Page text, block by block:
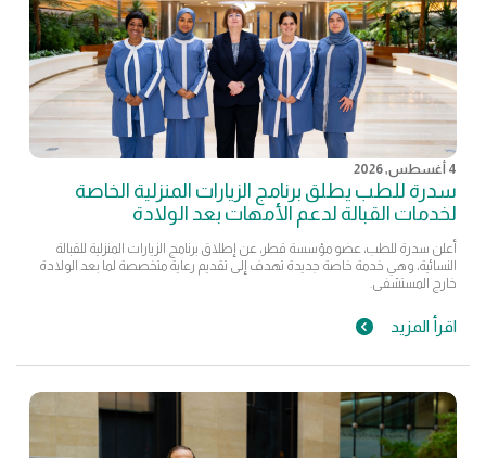
4 أغسطس, 2026
سدرة للطب يطلق برنامج الزيارات المنزلية الخاصة
لخدمات القبالة لدعم الأمهات بعد الولادة
أعلن سدرة للطب، عضو مؤسسة قطر، عن إطلاق برنامج الزيارات المنزلية للقبالة
النسائية، وهي خدمة خاصة جديدة تهدف إلى تقديم رعاية متخصصة لما بعد الولادة
خارج المستشفى.
اقرأ المزيد